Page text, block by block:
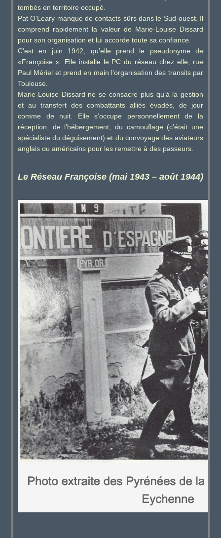
tombés en territoire occupé.
Pat O’Leary manque de contacts sûrs dans le Sud-ouest. Il
comprend rapidement la valeur de Marie-Louise Dissard
pour son organisation et lui accorde toute sa confiance.
C’est en juin 1942, qu’elle prend le pseudonyme de
«Françoise ». Elle installe le PC du réseau chez elle, rue
Paul Mériel et prend en main l’organisation des transits par
Toulouse.
Marie-Louise Dissard ne se consacre plus qu’à la gestion
et au transfert des combattants alliés évadés, de jour
comme de nuit. Elle s’occupe personnellement de la
réception, de l’hébergement, du camouflage (c’était une
spécialiste du déguisement) et du convoyage des aviateurs
anglais ou américains pour les remettre à des passeurs.
Le Réseau Françoise (mai 1943 – août 1944)